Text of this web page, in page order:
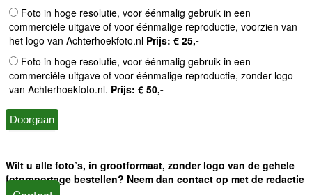
Foto in hoge resolutie, voor éénmalig gebruik in een
commerciële uitgave of voor éénmalige reproductie, voorzien van
het logo van Achterhoekfoto.nl Prijs: € 25,-
Foto in hoge resolutie, voor éénmalig gebruik in een
commerciële uitgave of voor éénmalige reproductie, zonder logo
van Achterhoekfoto.nl. Prijs: € 50,-
Wilt u alle foto’s, in grootformaat, zonder logo van de gehele
fotoreportage bestellen? Neem dan contact op met de redactie